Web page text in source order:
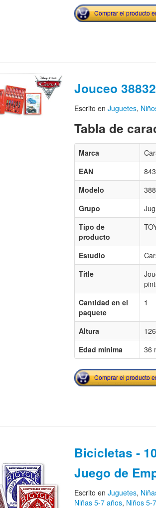
Comprar el producto
Jouceo
Escrito en Juguetes,
Tabla de
Marca
EAN
Modelo
Grupo
Tipo de
producto
Estudio
Title
Cantidad en el
paquete
1
Altura
Edad mínima
36
Comprar el producto
Bicicletas -
Juego de
Escrito en Juguetes,
Niñas 5-7 años, Niños 5-